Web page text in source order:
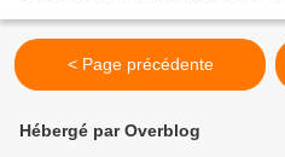
< Page précédente
Hébergé par Overblog